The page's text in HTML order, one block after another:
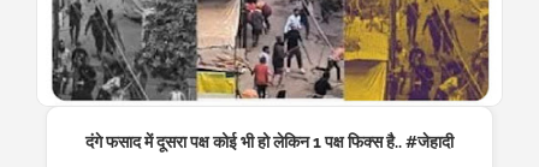
दंगे फसाद में दूसरा पक्ष कोई भी हो लेकिन 1 पक्ष फिक्स है.. #जेहादी